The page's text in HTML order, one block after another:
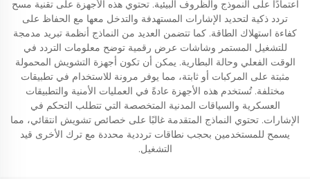
اعتمادًا على النموذج والظروف البيئية. تحتوي هذه الأجهزة على تقنية مسح
تردد ذكية لتحديد الإشارات المستهدفة والتدخل معها مع الحفاظ على
كفاءة استهلاك الطاقة. كما تتضمن العديد من النماذج أنظمة تبريد مدمجة
للتشغيل المستمر وشاشات عرض رقمية توضح معلومات التردد في
الوقت الفعلي وحالة البطارية. يمكن أن تكون أجهزة التشويش المحمولة
مثبتة على المركبات أو ثابتة، مما يوفر مرونة للاستخدام في تطبيقات
مختلفة. تُستخدم هذه الأجهزة عادةً في العمليات الأمنية والتطبيقات
العسكرية والسياقات المدنية المتخصصة التي تتطلب التحكم في
الإشارات. تحتوي النماذج المتقدمة غالبًا على خصائص تشويش انتقائي، مما
يسمح للمستخدمين بحجب نطاقات ترددية محددة مع ترك الأخرى قيد
التشغيل.